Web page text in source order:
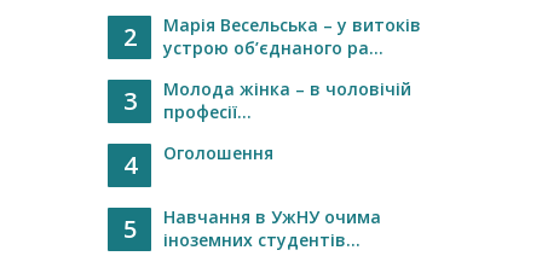
2
Марія Весельська – у витоків
устрою об’єднаного ра...
3
Молода жінка – в чоловічій
професії...
4 Оголошення
5
Навчання в УжНУ очима
іноземних студентів...